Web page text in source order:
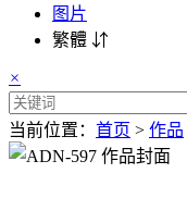
图片
繁體 ⇵
×
当前位置： 首页 > 作品